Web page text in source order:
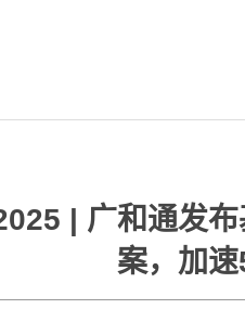
| 广和通发
案，加